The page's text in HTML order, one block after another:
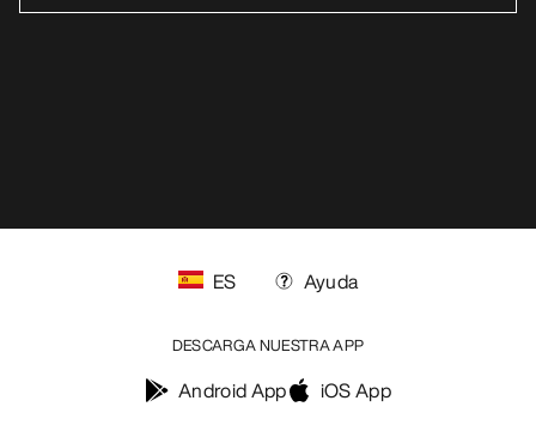
ES Ayuda
DESCARGA NUESTRA APP
Android App iOS App